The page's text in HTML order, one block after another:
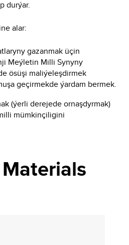
durýar.
alar:
gazanmak üçin
Meýletin Milli Synyny
ösüşi maliýeleşdirmek
geçirmekde ýardam bermek.
(ýerli derejede ornaşdyrmak)
mümkinçiligini